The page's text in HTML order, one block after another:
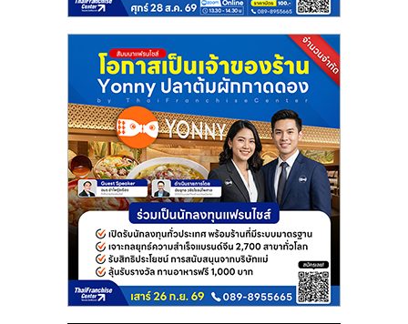
ปรึกษา
การ
ลงทุน